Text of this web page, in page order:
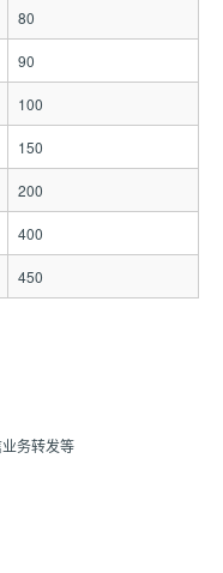
80
90
100
150
200
400
450
务转发等